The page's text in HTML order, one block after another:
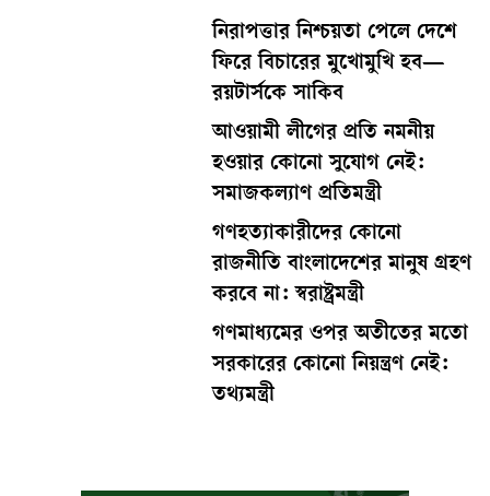
নিরাপত্তার নিশ্চয়তা পেলে দেশে
ফিরে বিচারের মুখোমুখি হব—
রয়টার্সকে সাকিব
আওয়ামী লীগের প্রতি নমনীয়
হওয়ার কোনো সুযোগ নেই:
সমাজকল্যাণ প্রতিমন্ত্রী
গণহত্যাকারীদের কোনো
রাজনীতি বাংলাদেশের মানুষ গ্রহণ
করবে না: স্বরাষ্ট্রমন্ত্রী
গণমাধ্যমের ওপর অতীতের মতো
সরকারের কোনো নিয়ন্ত্রণ নেই:
তথ্যমন্ত্রী